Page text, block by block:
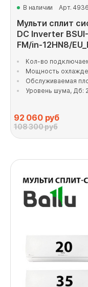
В наличии Арт.
Мульти сплит
DC Inverter
FM/in-12HN8/
Кол-во
Мощность
Обслуживаемая
Уровень шума, Дб:
92 060руб
108 300 руб